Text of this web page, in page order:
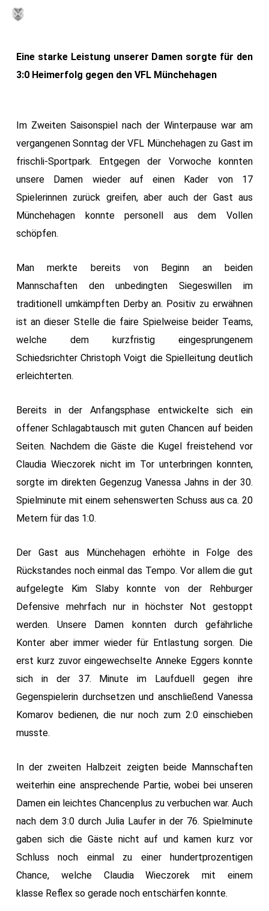
Skip
contentEine starke Leistung unserer Damen sorgte für den
3:0 Heimerfolg gegen den VFL Münchehagen
Im Zweiten Saisonspiel nach der Winterpause war am
vergangenen Sonntag der VFL Münchehagen zu Gast im
frischli-Sportpark. Entgegen der Vorwoche konnten
unsere Damen wieder auf einen Kader von 17
Spielerinnen zurück greifen, aber auch der Gast aus
Münchehagen konnte personell aus dem Vollen
schöpfen.
Man merkte bereits von Beginn an beiden
Mannschaften den unbedingten Siegeswillen im
traditionell umkämpften Derby an. Positiv zu erwähnen
ist an dieser Stelle die faire Spielweise beider Teams,
welche dem kurzfristig eingesprungenem
Schiedsrichter Christoph Voigt die Spielleitung deutlich
erleichterten.
Bereits in der Anfangsphase entwickelte sich ein
offener Schlagabtausch mit guten Chancen auf beiden
Seiten. Nachdem die Gäste die Kugel freistehend vor
Claudia Wieczorek nicht im Tor unterbringen konnten,
sorgte im direkten Gegenzug Vanessa Jahns in der 30.
Spielminute mit einem sehenswerten Schuss aus ca. 20
Metern für das 1:0.
Der Gast aus Münchehagen erhöhte in Folge des
Rückstandes noch einmal das Tempo. Vor allem die gut
aufgelegte Kim Slaby konnte von der Rehburger
Defensive mehrfach nur in höchster Not gestoppt
werden. Unsere Damen konnten durch gefährliche
Konter aber immer wieder für Entlastung sorgen. Die
erst kurz zuvor eingewechselte Anneke Eggers konnte
sich in der 37. Minute im Laufduell gegen ihre
Gegenspielerin durchsetzen und anschließend Vanessa
Komarov bedienen, die nur noch zum 2:0 einschieben
musste.
In der zweiten Halbzeit zeigten beide Mannschaften
weiterhin eine ansprechende Partie, wobei bei unseren
Damen ein leichtes Chancenplus zu verbuchen war. Auch
nach dem 3:0 durch Julia Laufer in der 76. Spielminute
gaben sich die Gäste nicht auf und kamen kurz vor
Schluss noch einmal zu einer hundertprozentigen
Chance, welche Claudia Wieczorek mit einem
klasse Reflex so gerade noch entschärfen konnte.